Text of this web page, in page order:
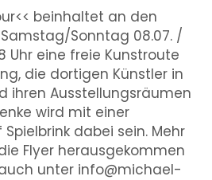
beinhaltet an den
Sonntag 08.07. /
Uhr eine freie Kunstroute
die dortigen Künstler in
ihren Ausstellungsräumen
wird mit einer
dabei sein. Mehr
Flyer herausgekommen
unter info@michael-